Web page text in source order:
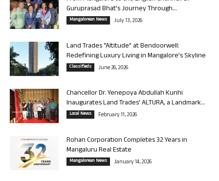
Guruprasad Bhat’s Journey Through...
Mangalorean News July 13, 2026
Land Trades “Altitude” at Bendoorwell:
Redefining Luxury Living in Mangalore’s Skyline
Classifieds June 26, 2026
Chancellor Dr. Yenepoya Abdullah Kunhi
Inaugurates Land Trades’ ALTURA, a Landmark...
Local News February 11, 2026
Rohan Corporation Completes 32 Years in
Mangaluru Real Estate
Mangalorean News January 14, 2026